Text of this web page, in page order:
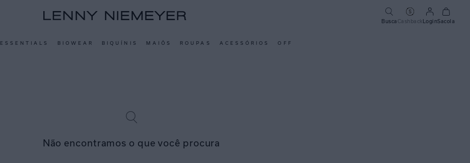
Busca CashbackLoginSacola
ESSENTIALS BIOWEAR BIQUÍNIS MAIÔS ROUPAS ACESSÓRIOS OFF
Não encontramos o que você procura